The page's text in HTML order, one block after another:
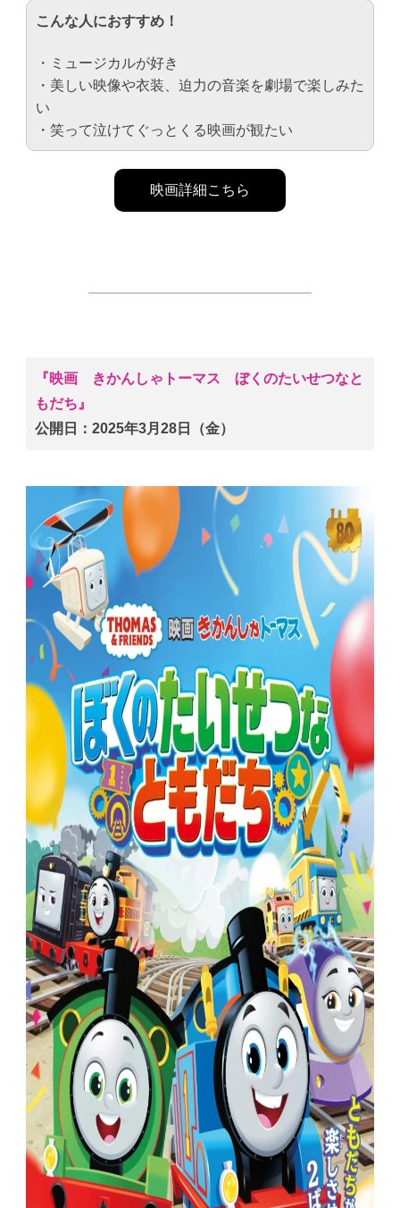
こんな人におすすめ！
・ミュージカルが好き
・美しい映像や衣装、迫力の音楽を劇場で楽しみた
い
・笑って泣けてぐっとくる映画が観たい
映画詳細こちら
『映画 きかんしゃトーマス ぼくのたいせつなと
もだち』
公開日：2025年3月28日（金）